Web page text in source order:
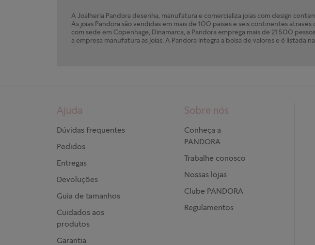
A Joalheria Pandora desenha, manufatura e comercializa joias com design
As joias Pandora são vendidas em mais de 100 países e seis continentes
com sede em Copenhage, Dinamarca, a Pandora emprega mais de 21.500
a empresa manufatura as joias. A Pandora integra a bolsa de valores e é listada
Ajuda
Dúvidas frequentes
Pedidos
Entregas
Devoluções
Guia de tamanhos
Cuidados aos
produtos
Garantia
Sobre nós
Conheça a
PANDORA
Trabalhe conosco
Nossas lojas
Clube PANDORA
Regulamentos